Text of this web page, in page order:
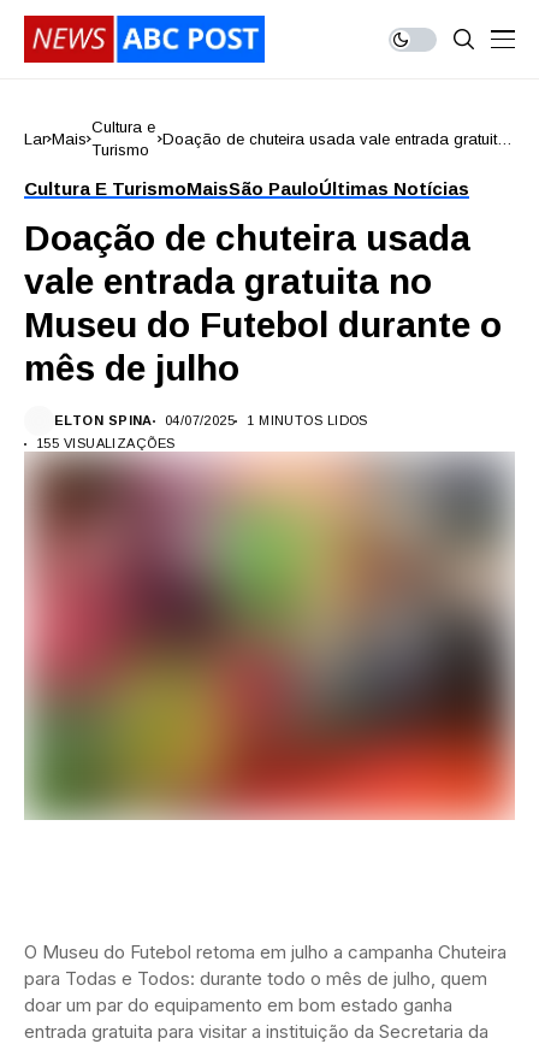
Lar Mais
Cultura e
Turismo
Doação de chuteira usada vale entrada gratuita
Cultura E TurismoMaisSão PauloÚltimas Notícias
Doação de chuteira usada
vale entrada gratuita no
Museu do Futebol durante o
mês de julho
ELTON SPINA 04/07/2025
1 MINUTOS LIDOS
155 VISUALIZAÇÕES
O Museu do Futebol retoma em julho a campanha Chuteira
para Todas e Todos: durante todo o mês de julho, quem
doar um par do equipamento em bom estado ganha
entrada gratuita para visitar a instituição da Secretaria da